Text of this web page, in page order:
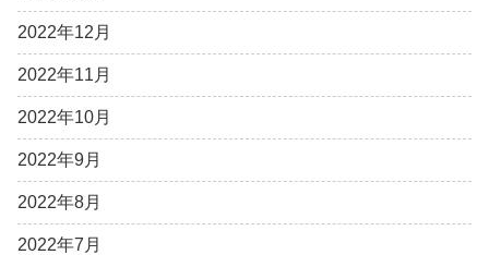
2022年12月
2022年11月
2022年10月
2022年9月
2022年8月
2022年7月